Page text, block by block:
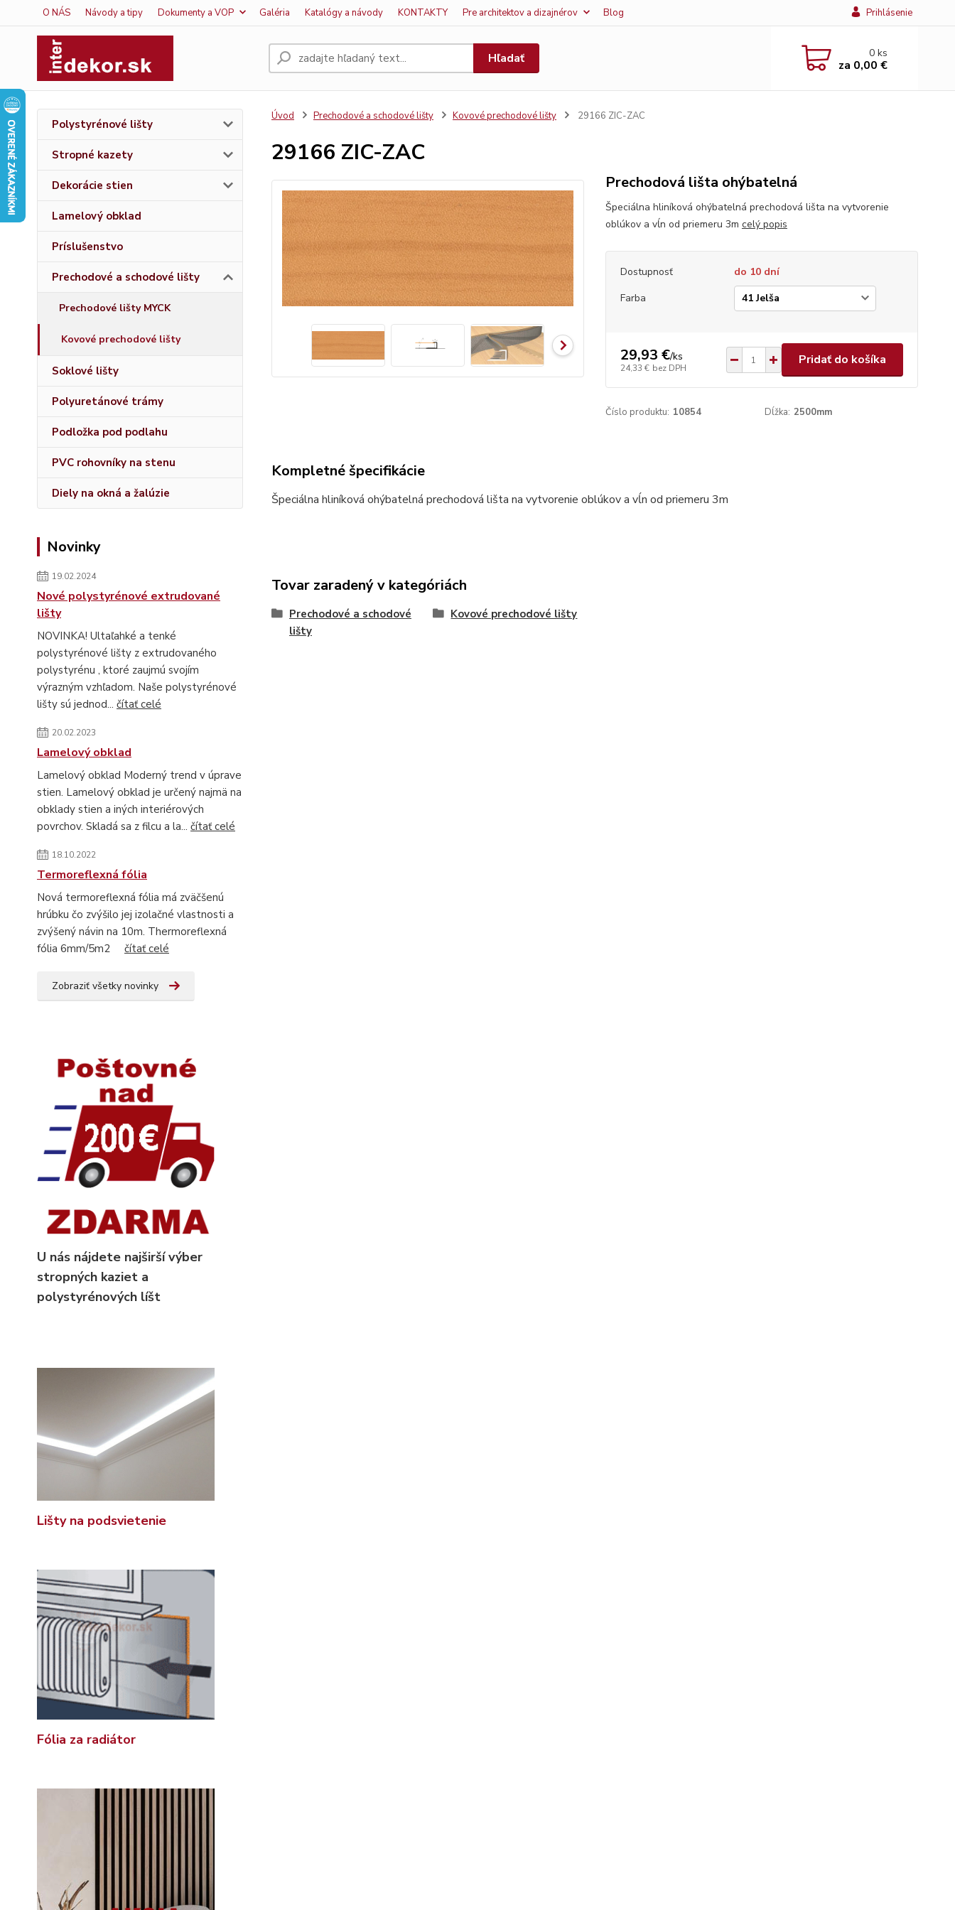
O NÁS Návody a tipy Dokumenty a VOP Galéria Katalógy a návody KONTAKTY Pre architektov a dizajnérov Blog Prihlásenie
Hľadať 0ks
za 0,00 €
Polystyrénové lišty
Stropné kazety
Dekorácie stien
Lamelový obklad
Príslušenstvo
Prechodové a schodové lišty
Prechodové lišty MYCK
Kovové prechodové lišty
Soklové lišty
Polyuretánové trámy
Podložka pod podlahu
PVC rohovníky na stenu
Diely na okná a žalúzie
Novinky
19.02.2024
Nové polystyrénové extrudované
lišty
NOVINKA! Ultaľahké a tenké
polystyrénové lišty z extrudovaného
polystyrénu , ktoré zaujmú svojím
výrazným vzhľadom. Naše polystyrénové
lišty sú jednod... čítať celé
20.02.2023
Lamelový obklad
Lamelový obklad Moderný trend v úprave
stien. Lamelový obklad je určený najmä na
obklady stien a iných interiérových
povrchov. Skladá sa z filcu a la... čítať celé
18.10.2022
Termoreflexná fólia
Nová termoreflexná fólia má zväčšenú
hrúbku čo zvýšilo jej izolačné vlastnosti a
zvýšený návin na 10m. Thermoreflexná
fólia 6mm/5m2 čítať celé
Zobraziť všetky novinky
U nás nájdete najširší výber
stropných kaziet a
polystyrénových líšt
Lišty na podsvietenie
Fólia za radiátor
Úvod Prechodové a schodové lišty Kovové prechodové lišty 29166 ZIC-ZAC
29166 ZIC-ZAC
Prechodová lišta ohýbatelná
Špeciálna hliníková ohýbatelná prechodová lišta na vytvorenie
oblúkov a vĺn od priemeru 3m celý popis
Dostupnosť
do 10 dní
Farba
29,93 €/ks
24,33 € bez DPH
Pridať do košíka
Číslo produktu: 10854 Dĺžka: 2500mm
Kompletné špecifikácie
Špeciálna hliníková ohýbatelná prechodová lišta na vytvorenie oblúkov a vĺn od priemeru 3m
Tovar zaradený v kategóriách
Prechodové a schodové
lišty
Kovové prechodové lišty